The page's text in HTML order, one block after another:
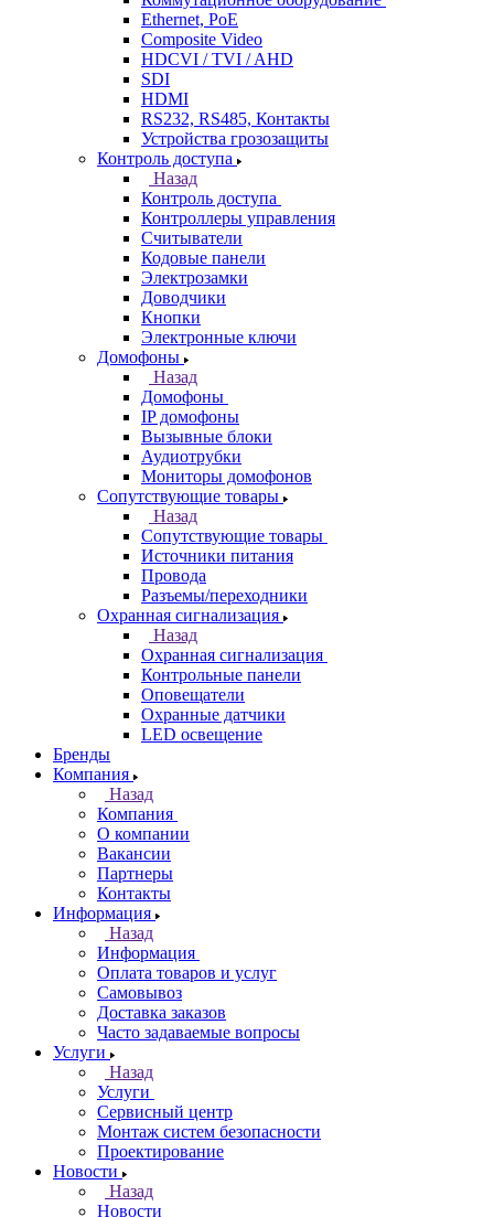
Ethernet, PoE
Composite Video
HDCVI / TVI / AHD
SDI
HDMI
RS232, RS485, Контакты
Устройства грозозащиты
Контроль доступа
Назад
Контроль доступа
Контроллеры управления
Считыватели
Кодовые панели
Электрозамки
Доводчики
Кнопки
Электронные ключи
Домофоны
Назад
Домофоны
IP домофоны
Вызывные блоки
Аудиотрубки
Мониторы домофонов
Сопутствующие товары
Назад
Сопутствующие товары
Источники питания
Провода
Разъемы/переходники
Охранная сигнализация
Назад
Охранная сигнализация
Контрольные панели
Оповещатели
Охранные датчики
LED освещение
Бренды
Компания
Назад
Компания
О компании
Вакансии
Партнеры
Контакты
Информация
Назад
Информация
Оплата товаров и услуг
Самовывоз
Доставка заказов
Часто задаваемые вопросы
Услуги
Назад
Услуги
Сервисный центр
Монтаж систем безопасности
Проектирование
Новости
Назад
Новости